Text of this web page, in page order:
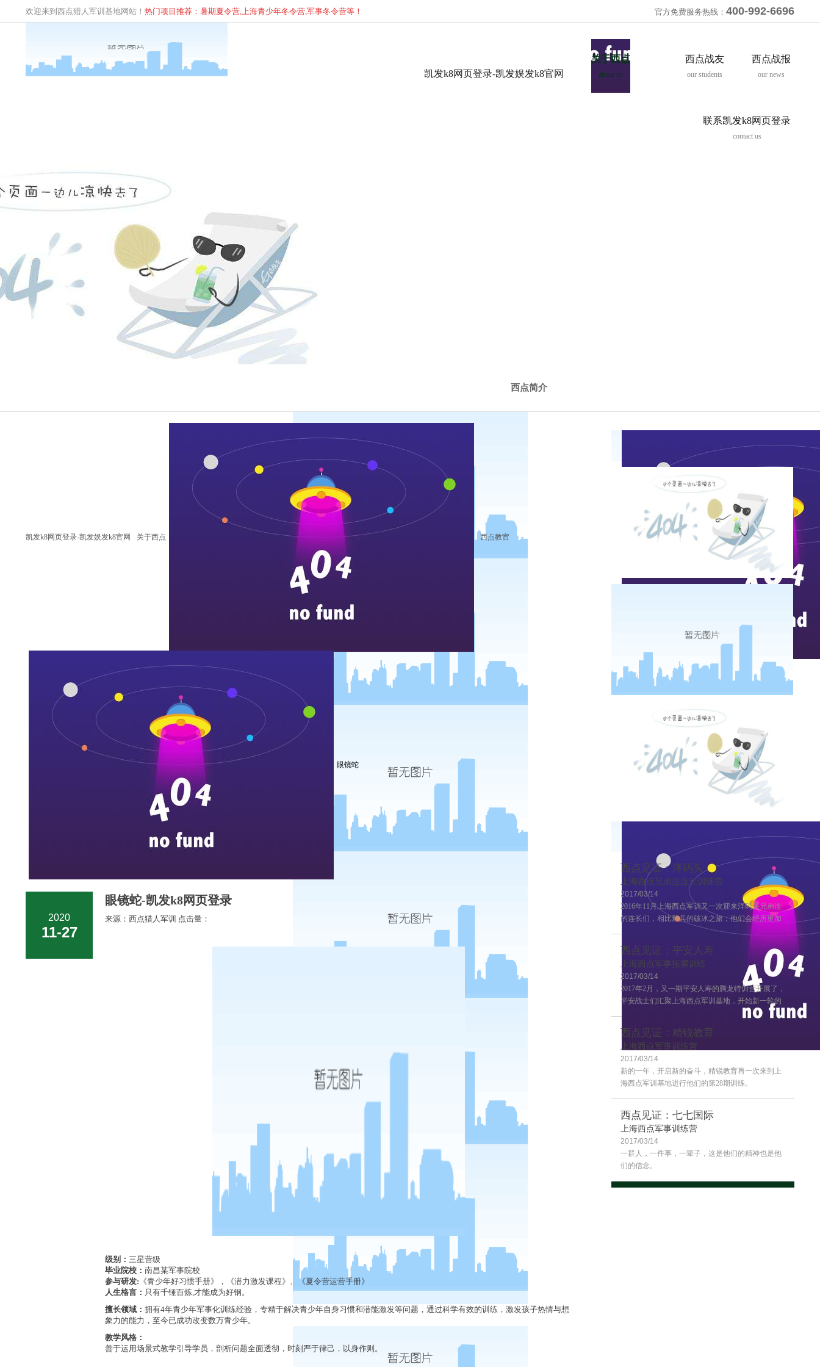
欢迎来到西点猎人军训基地网站！ 热门项目推荐：暑期夏令营,上海青少年冬令营,军事冬令营等！ 官方免费服务热线： 400-992-6696
凯发k8网页登录-凯发娱发k8官网
关于西点
about us
西点战友
our students
西点战报
our news
联系凯发k8网页登录
contact us
西点简介
西点教官
客户评价
凯发k8网页登录-凯发娱发k8官网 关于西点 西点教官
眼镜蛇
2020
11-27
眼镜蛇-凯发k8网页登录
来源：西点猎人军训 点击量：
级别： 三星营级
毕业院校： 南昌某军事院校
参与研发: 《青少年好习惯手册》，《潜力激发课程》、《夏令营运营手册》
人生格言： 只有千锤百炼,才能成为好钢。
擅长领域： 拥有4年青少年军事化训练经验，专精于解决青少年自身习惯和潜能激发等问题，通过科学有效的训练，激发孩子热情与想
象力的能力，至今已成功改变数万青少年。
教学风格：
善于运用场景式教学引导学员，剖析问题全面透彻，时刻严于律己，以身作则。
实时热点
客户评价
西点见证：洋码头
上海西点兄弟连连长训练营
2017/03/14
2016年11月上海西点军训又一次迎来洋码头兄弟连
的连长们，相比新兵的破冰之旅，他们会经历更加
严格的训练，这也是兄弟连连长训练的第二期，来
西点见证：平安人寿
上海西点军事拓展训练
2017/03/14
2017年2月，又一期平安人寿的腾龙特训营开展了，
平安战士们汇聚上海西点军训基地，开始新一轮的
西点见证：精锐教育
上海西点军事训练营
2017/03/14
新的一年，开启新的奋斗，精锐教育再一次来到上
海西点军训基地进行他们的第28期训练。
西点见证：七七国际
上海西点军事训练营
2017/03/14
一群人，一件事，一辈子，这是他们的精神也是他
们的信念。